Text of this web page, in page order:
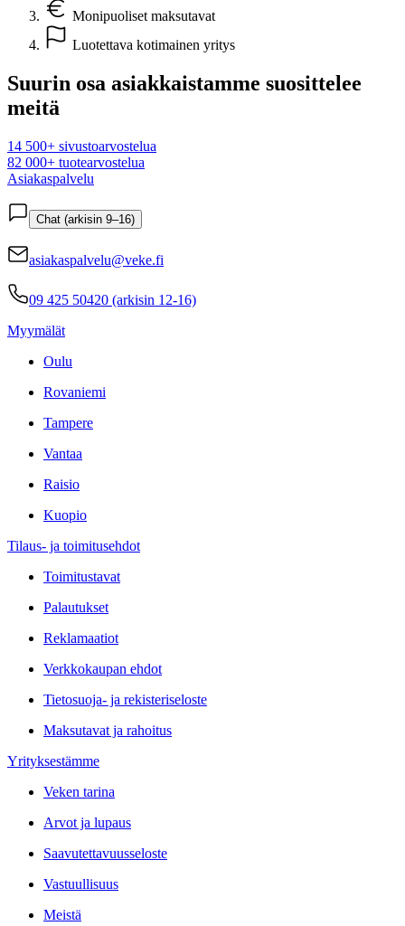
Monipuoliset maksutavat
Luotettava kotimainen yritys
Suurin osa asiakkaistamme suosittelee
meitä
14 500+ sivustoarvostelua
82 000+ tuotearvostelua
Asiakaspalvelu
Chat (arkisin 9–16)
asiakaspalvelu@veke.fi
09 425 50420 (arkisin 12-16)
Myymälät
Oulu
Rovaniemi
Tampere
Vantaa
Raisio
Kuopio
Tilaus- ja toimitusehdot
Toimitustavat
Palautukset
Reklamaatiot
Verkkokaupan ehdot
Tietosuoja- ja rekisteriseloste
Maksutavat ja rahoitus
Yrityksestämme
Veken tarina
Arvot ja lupaus
Saavutettavuusseloste
Vastuullisuus
Meistä